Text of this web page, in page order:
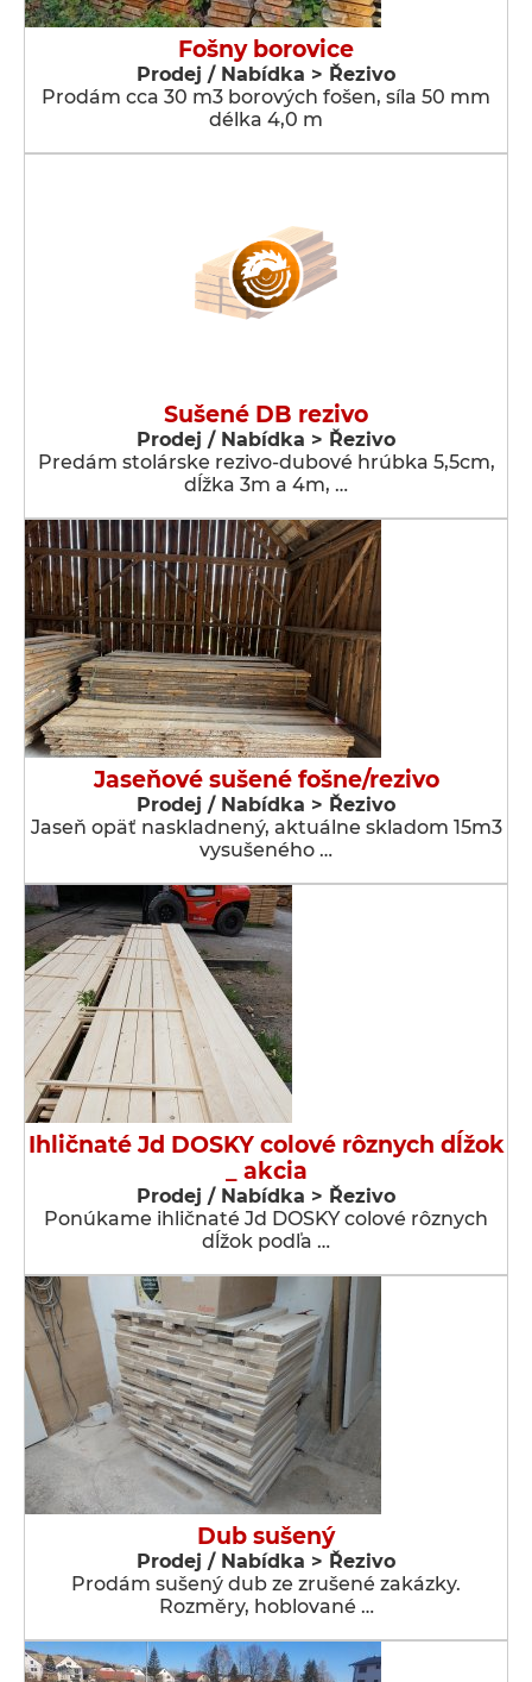
Fošny borovice
Prodej / Nabídka > Řezivo
Prodám cca 30 m3 borových fošen, síla 50 mm
délka 4,0 m
Sušené DB rezivo
Prodej / Nabídka > Řezivo
Predám stolárske rezivo-dubové hrúbka 5,5cm,
dĺžka 3m a 4m, …
Jaseňové sušené fošne/rezivo
Prodej / Nabídka > Řezivo
Jaseň opäť naskladnený, aktuálne skladom 15m3
vysušeného …
Ihličnaté Jd DOSKY colové rôznych dĺžok
_ akcia
Prodej / Nabídka > Řezivo
Ponúkame ihličnaté Jd DOSKY colové rôznych
dĺžok podľa …
Dub sušený
Prodej / Nabídka > Řezivo
Prodám sušený dub ze zrušené zakázky.
Rozměry, hoblované …